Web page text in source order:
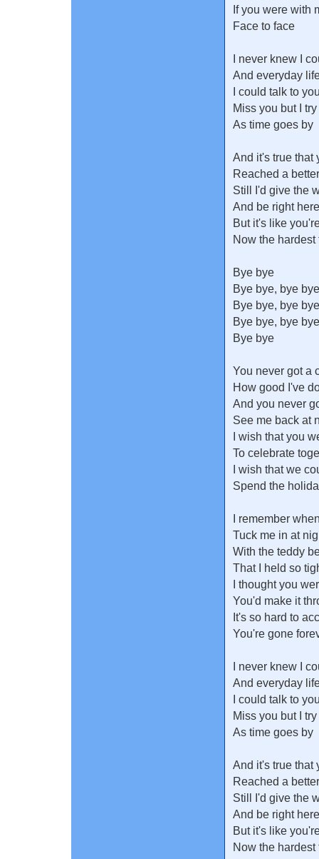
If you were with
Face to face
I never knew I
And everyday
I could talk to
Miss you but I
As time goes by
And it's true that
Reached a
Still I'd give the
And be right
But it's like
Now the
Bye bye
Bye bye, bye
Bye bye, bye
Bye bye, bye
Bye bye
You never got a
How good I've
And you never
See me back at
I wish that you
To celebrate
I wish that we
Spend the
I remember
Tuck me in at
With the teddy
That I held so
I thought you
You'd make it
It's so hard to
You're gone
I never knew I
And everyday
I could talk to
Miss you but I
As time goes by
And it's true that
Reached a
Still I'd give the
And be right
But it's like
Now the